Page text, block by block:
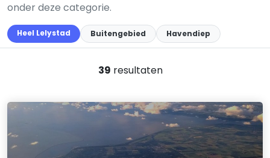
onder deze categorie.
Heel Lelystad Buitengebied Havendiep
39 resultaten